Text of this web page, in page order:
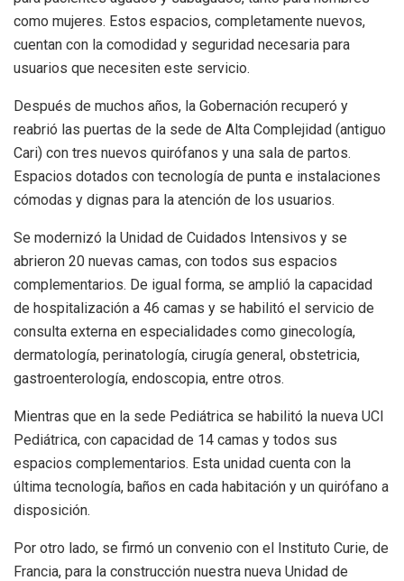
como mujeres. Estos espacios, completamente nuevos,
cuentan con la comodidad y seguridad necesaria para
usuarios que necesiten este servicio.
Después de muchos años, la Gobernación recuperó y
reabrió las puertas de la sede de Alta Complejidad (antiguo
Cari) con tres nuevos quirófanos y una sala de partos.
Espacios dotados con tecnología de punta e instalaciones
cómodas y dignas para la atención de los usuarios.
Se modernizó la Unidad de Cuidados Intensivos y se
abrieron 20 nuevas camas, con todos sus espacios
complementarios. De igual forma, se amplió la capacidad
de hospitalización a 46 camas y se habilitó el servicio de
consulta externa en especialidades como ginecología,
dermatología, perinatología, cirugía general, obstetricia,
gastroenterología, endoscopia, entre otros.
Mientras que en la sede Pediátrica se habilitó la nueva UCI
Pediátrica, con capacidad de 14 camas y todos sus
espacios complementarios. Esta unidad cuenta con la
última tecnología, baños en cada habitación y un quirófano a
disposición.
Por otro lado, se firmó un convenio con el Instituto Curie, de
Francia, para la construcción nuestra nueva Unidad de